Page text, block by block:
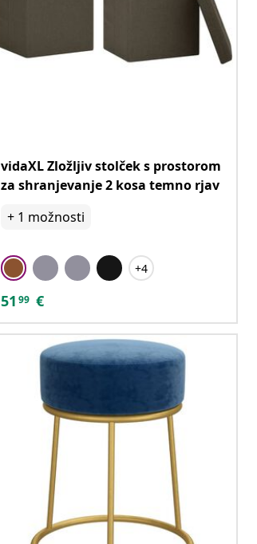
vidaXL Zložljiv stolček s prostorom
za shranjevanje 2 kosa temno rjav
+ 1 možnosti
+4
51 99 €